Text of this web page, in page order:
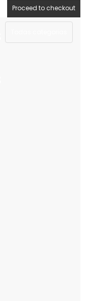
Proceed to checkout